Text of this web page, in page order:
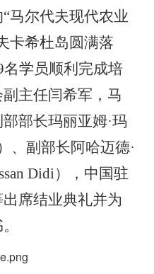
“马尔代夫现代农业
卡希杜岛圆满落
名学员顺利完成培
主任闫希军 ，马
部长玛丽亚姆·玛
、副部长阿哈迈德·
Didi），中国驻
出席结业典礼并为